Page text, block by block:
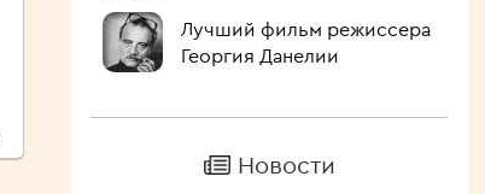
Лучший фильм режиссера
Георгия Данелии
Новости